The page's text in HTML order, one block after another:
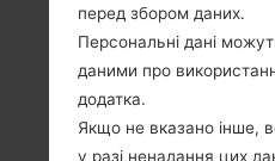
перед збором даних.
Персональні дані
даними про
додатка.
Якщо не вказано інше,
у разі ненадання цих